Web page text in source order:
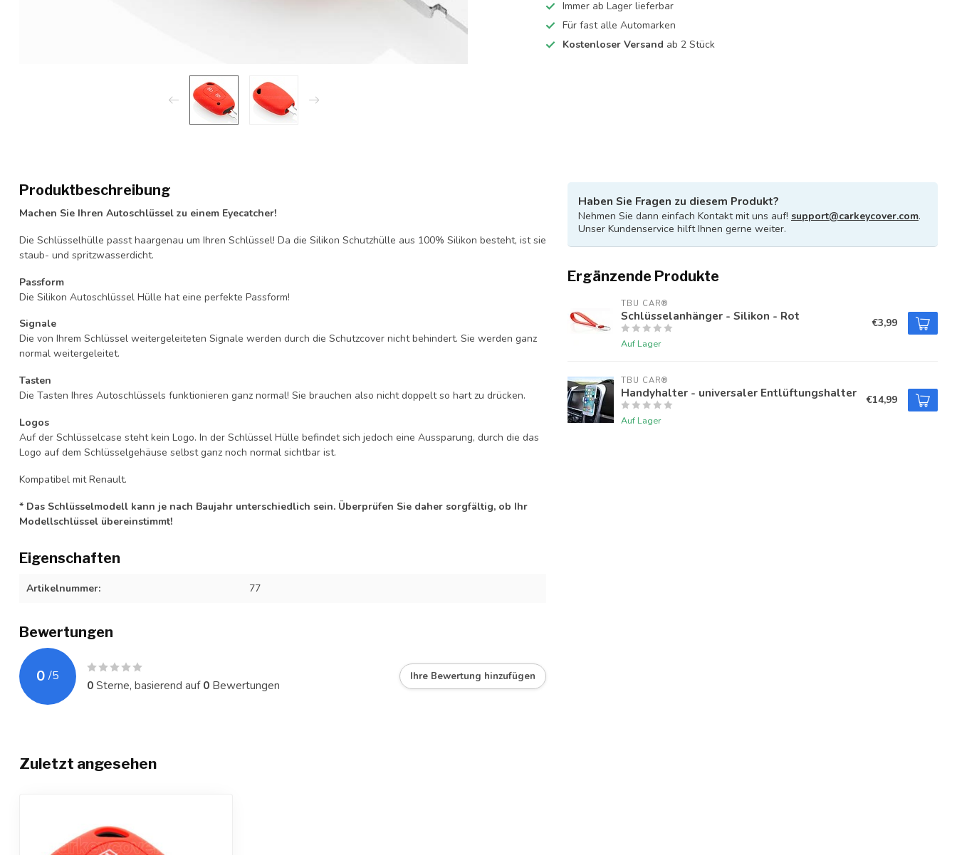
Immer ab Lager lieferbar
Für fast alle Automarken
Kostenloser Versand ab 2 Stück
Produktbeschreibung
Machen Sie Ihren Autoschlüssel zu einem Eyecatcher!
Die Schlüsselhülle passt haargenau um Ihren Schlüssel! Da die Silikon Schutzhülle aus 100% Silikon besteht, ist sie
staub- und spritzwasserdicht.
Passform
Die Silikon Autoschlüssel Hülle hat eine perfekte Passform!
Signale
Die von Ihrem Schlüssel weitergeleiteten Signale werden durch die Schutzcover nicht behindert. Sie werden ganz
normal weitergeleitet.
Tasten
Die Tasten Ihres Autoschlüssels funktionieren ganz normal! Sie brauchen also nicht doppelt so hart zu drücken.
Logos
Auf der Schlüsselcase steht kein Logo. In der Schlüssel Hülle befindet sich jedoch eine Aussparung, durch die das
Logo auf dem Schlüsselgehäuse selbst ganz noch normal sichtbar ist.
Kompatibel mit Renault.
* Das Schlüsselmodell kann je nach Baujahr unterschiedlich sein. Überprüfen Sie daher sorgfältig, ob Ihr
Modellschlüssel übereinstimmt!
Eigenschaften
Artikelnummer: 77
Bewertungen
0 /5
0Sterne, basierend auf0 Bewertungen
Ihre Bewertung hinzufügen
Haben Sie Fragen zu diesem Produkt?
Nehmen Sie dann einfach Kontakt mit uns auf! support@carkeycover.com.
Unser Kundenservice hilft Ihnen gerne weiter.
Ergänzende Produkte
TBU CAR®
Schlüsselanhänger - Silikon - Rot
Auf Lager
€3,99
TBU CAR®
Handyhalter - universaler Entlüftungshalter
Auf Lager
€14,99
Zuletzt angesehen